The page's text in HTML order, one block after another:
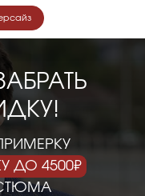
ДО 4500₽